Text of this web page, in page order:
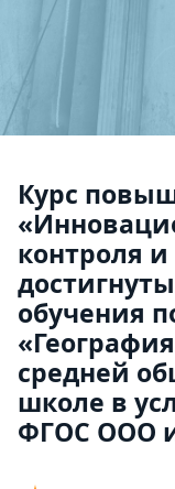
Курс
контроля
обучения
средней
школе в
ФГОС ООО